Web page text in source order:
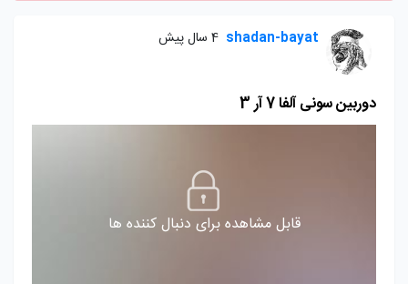
shadan-bayat 4 سال پیش
دوربین سونی آلفا 7 آر 3
قابل مشاهده برای دنبال کننده ها